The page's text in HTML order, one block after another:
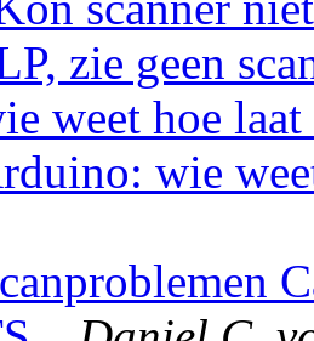
zie geen
weet hoe
wie